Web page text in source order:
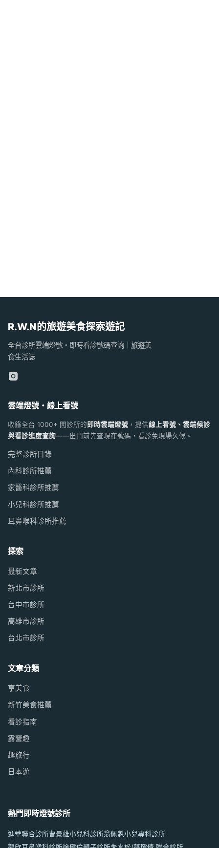
R.W.N的旅遊美食探索遊記
全台診所雲端燈號・即時看診號碼查詢｜旅遊美
食生活誌
雲端燈號・線上看號
收錄全台 1000+ 間診所的 即時雲端燈號 ，提供線上看號、雲端候診
與看診進度查詢——出門前先查現在號碼，看診免現場久候。
完整診所目錄
內科診所推薦
家醫科診所推薦
小兒科診所推薦
耳鼻喉科診所推薦
探索
最新文章
新北市診所
台中市診所
高雄市診所
台北市診所
文章分類
享美食
新竹美食推薦
看診指南
露營趣
趣旅行
日本遊
熱門即時燈號診所
進華聯合診所曹景雄小兒科診所翁佩魁小兒專科診所